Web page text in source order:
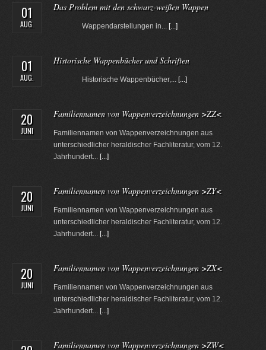
01
AUG.
Das Problem mit den schwarz-weißen Wappen
Wappendarstellungen in... [...]
01
AUG.
Historische Wappenbücher und Schriften
Historische Wappenbücher,... [...]
20
JUNI
Familiennamen von Wappenverzeichnungen >ZZ<
Familiennamen von Wappenverzeichnungen aus
unterschiedlicher heraldischer Fachliteratur, vom 12.
Jahrhundert... [...]
20
JUNI
Familiennamen von Wappenverzeichnungen >ZY<
Familiennamen von Wappenverzeichnungen aus
unterschiedlicher heraldischer Fachliteratur, vom 12.
Jahrhundert... [...]
20
JUNI
Familiennamen von Wappenverzeichnungen >ZX<
Familiennamen von Wappenverzeichnungen aus
unterschiedlicher heraldischer Fachliteratur, vom 12.
Jahrhundert... [...]
Familiennamen von Wappenverzeichnungen >ZW<